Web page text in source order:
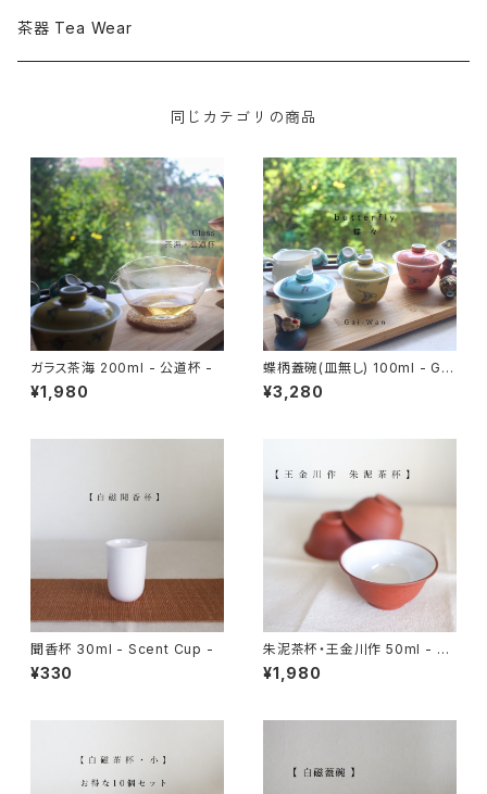
花茶 Flowered Tea
ティーバッグ - Tea Bag -
大容量
紅茶 Black Tea
茶器 Tea Wear
同じカテゴリの商品
ガラス茶海 200ml - 公道杯 -
¥1,980
蝶柄蓋碗(皿無し) 100ml - Gai
-Wan -
¥3,280
聞香杯 30ml - Scent Cup -
¥330
朱泥茶杯・王金川作 50ml - Te
a Cup -
¥1,980